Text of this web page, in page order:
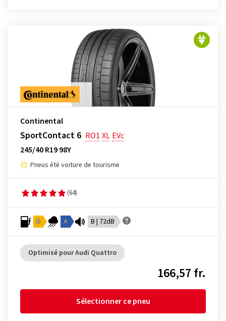
Continental
SportContact 6 RO1 XL EVc
245/40 R19 98Y
Pneus été voiture de tourisme
(64)
D A B | 72dB
Optimisé pour Audi Quattro
166,57 fr.
Sélectionner ce pneu